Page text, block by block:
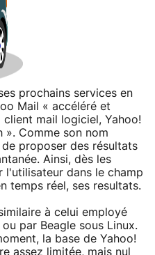
prochains services en
Mail « accéléré et
mail logiciel, Yahoo!
». Comme son nom
proposer des résultats
Ainsi, dès les
l'utilisateur dans le champ
temps réel, ses resultats.
à celui employé
par Beagle sous Linux.
la base de Yahoo!
assez limitée, mais nul